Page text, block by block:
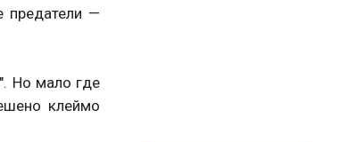
предатели —
Но мало где
клеймо